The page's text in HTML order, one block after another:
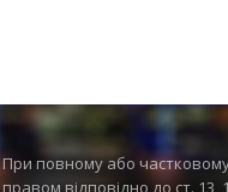
При повному або частковому
правом відповідно до ст. 13,